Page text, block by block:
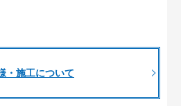
・施工について